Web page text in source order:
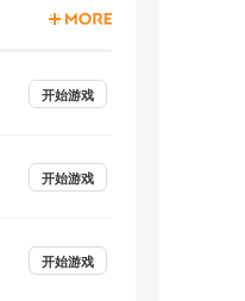
开始游戏
开始游戏
开始游戏